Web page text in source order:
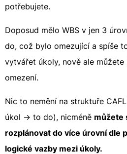
potřebujete.
Doposud mělo WBS v jen 3
do, což bylo omezující a spíše
vytvářet úkoly, nově ale
omezení.
Nic to nemění na struktuře
úkol -> to do), nicméně můžete
rozplánovat do více úrovní dle
logické vazby mezi úkoly.